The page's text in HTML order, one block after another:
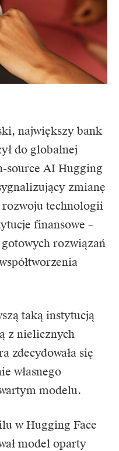
, największy bank
do globalnej
source AI Hugging
zmianę
rozwoju technologii
finansowe –
rozwiązań
taką instytucją
z nielicznych
zdecydowała się
własnego
modelu.
w Hugging Face
model oparty